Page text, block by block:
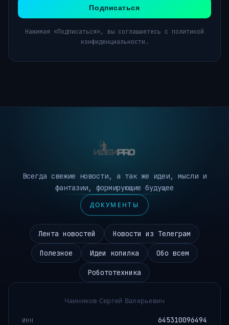
Подписаться
Нажимая «Подписаться», вы соглашаетесь с политикой
конфиденциальности.
Всегда свежие новости, а так же идеи, мысли и
фантазии, формирующие будущее
ДОКУМЕНТЫ
Лента новостей Новости из Телеграм
Полезное Идеи копилка Обо всем
Робототехника
Чаиников Сергей Валерьевич
ИНН 645310096494